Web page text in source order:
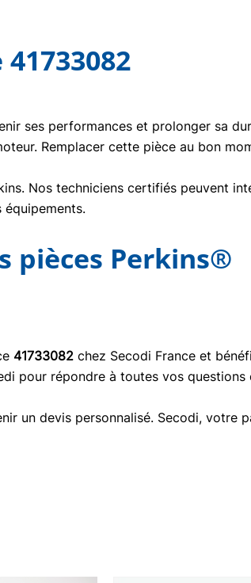
ses performances et prolonger sa
Remplacer cette pièce au bon
Nos techniciens certifiés peuvent
pièces Perkins®
41733082 chez Secodi France et
pour répondre à toutes vos questions
un devis personnalisé. Secodi, votre